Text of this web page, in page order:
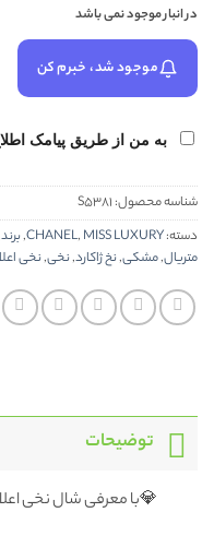
در انبار موجود نمی باشد
موجود شد، خبرم کن
به من از طریق پیامک
شناسه محصول: S5381
دسته:
CHANEL, MISS LUXURY
,برند
متریال,مشکی,نخ ژاکارد,نخی,نخی اعلا
توضیحات
💎با معرفی شال نخی اعلا S5381 درخدمت شما هستیم